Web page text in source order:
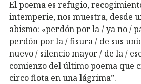
El poema es refugio,
intemperie, nos muestra, desde
abismo: «perdón por la / ya no /
perdón por la / fisura / de sus
nuevo / silencio mayor / de la /
comienzo del último poema que
circo flota en una lágrima”.